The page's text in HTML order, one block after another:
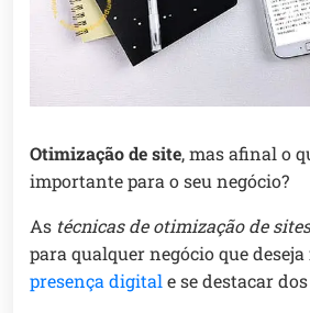
Otimização de site, mas afinal o
importante para o seu negócio?
As técnicas de otimização de sites
para qualquer negócio que
presença digitale se destacar